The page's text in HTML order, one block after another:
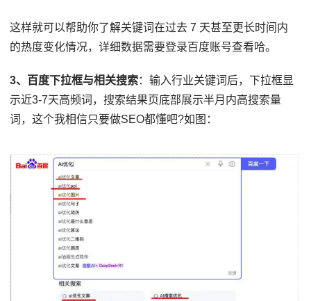
这样就可以帮助你了解关键词在过去 7 天甚至更长时间内
的热度变化情况，详细数据需要登录百度账号查看哈。
3、百度下拉框与相关搜索：输入行业关键词后，下拉框显
示近3-7天高频词，搜索结果页底部展示半月内高搜索量
词，这个我相信只要做SEO都懂吧?如图：